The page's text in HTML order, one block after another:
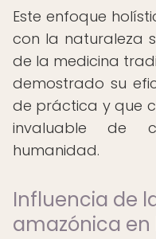
Este enfoque
con la naturaleza
de la medicina
demostrado su
de práctica y que
invaluable de
humanidad.
Influencia de
amazónica